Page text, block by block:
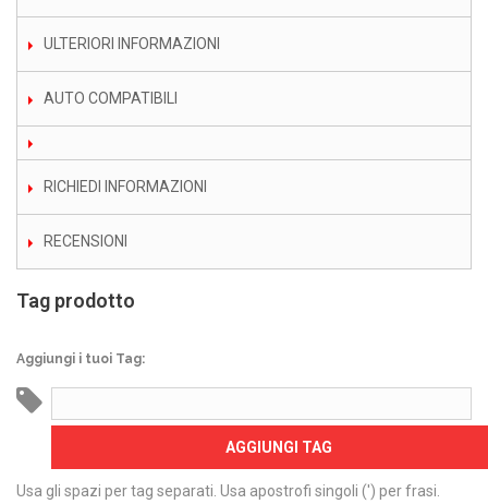
ULTERIORI INFORMAZIONI
AUTO COMPATIBILI
RICHIEDI INFORMAZIONI
RECENSIONI
Tag prodotto
Aggiungi i tuoi Tag:
AGGIUNGI TAG
Usa gli spazi per tag separati. Usa apostrofi singoli (') per frasi.